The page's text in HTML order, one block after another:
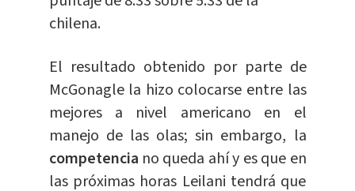
chilena.
El resultado obtenido por parte de
McGonagle la hizo colocarse entre las
mejores a nivel americano en el
manejo de las olas; sin embargo, la
competencia no queda ahí y es que en
las próximas horas Leilani tendrá que